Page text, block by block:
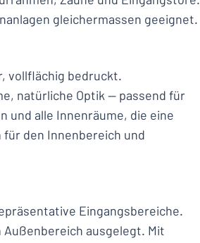
gleichermassen geeignet.
vollflächig bedruckt.
natürliche Optik — passend für
und alle Innenräume, die eine
den Innenbereich und
Eingangsbereiche.
ausgelegt. Mit